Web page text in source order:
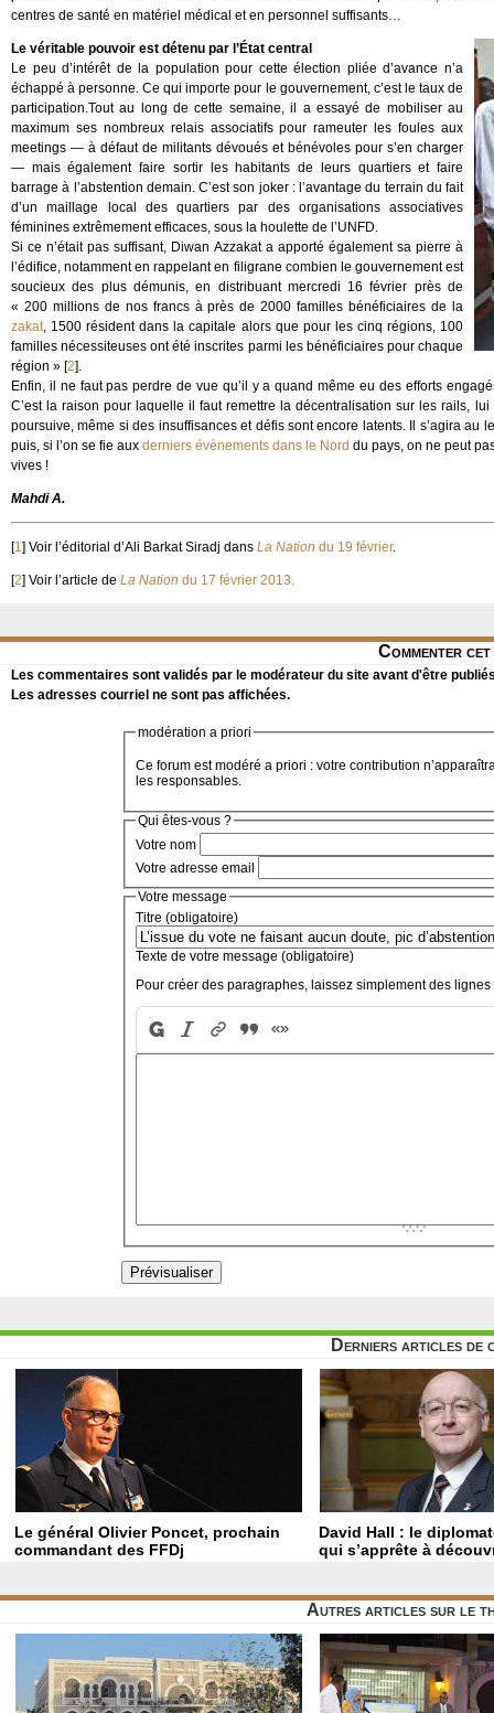
centres de santé en matériel médical et en personnel suffisants…
Le véritable pouvoir est détenu par l’État central
Le peu d’intérêt de la population pour cette élection pliée d’avance n’a
échappé à personne. Ce qui importe pour le gouvernement, c’est le taux de
participation.Tout au long de cette semaine, il a essayé de mobiliser au
maximum ses nombreux relais associatifs pour rameuter les foules aux
meetings — à défaut de militants dévoués et bénévoles pour s’en charger
— mais également faire sortir les habitants de leurs quartiers et faire
barrage à l’abstention demain. C’est son joker : l’avantage du terrain du fait
d’un maillage local des quartiers par des organisations associatives
féminines extrêmement efficaces, sous la houlette de l’UNFD.
Si ce n’était pas suffisant, Diwan Azzakat a apporté également sa pierre à
l’édifice, notamment en rappelant en filigrane combien le gouvernement est
soucieux des plus démunis, en distribuant mercredi 16 février près de
« 200 millions de nos francs à près de 2000 familles bénéficiaires de la
zakat, 1500 résident dans la capitale alors que pour les cinq régions, 100
familles nécessiteuses ont été inscrites parmi les bénéficiaires pour chaque
région » [2].
Enfin, il ne faut pas perdre de vue qu’il y a quand même eu des efforts
C’est la raison pour laquelle il faut remettre la décentralisation sur les rails,
poursuive, même si des insuffisances et défis sont encore latents. Il s’agira
puis, si l’on se fie aux derniers évènements dans le Nord du pays, on ne peut
vives !
Mahdi A.
[1] Voir l’éditorial d’Ali Barkat Siradj dans La Nation du 19 février.
[2] Voir l’article de La Nation du 17 février 2013.
Commenter
Les commentaires sont validés par le modérateur du site avant d'être
Les adresses courriel ne sont pas affichées.
modération a priori
Ce forum est modéré a priori : votre contribution
les responsables.
Qui êtes-vous ?
Votre nom
Votre adresse email
Votre message
Titre (obligatoire)
Texte de votre message (obligatoire)
Pour créer des paragraphes, laissez simplement des lignes
Derniers articles de
Le général Olivier Poncet, prochain
commandant des FFDj
David Hall : le
qui s’apprête à
Autres articles sur le